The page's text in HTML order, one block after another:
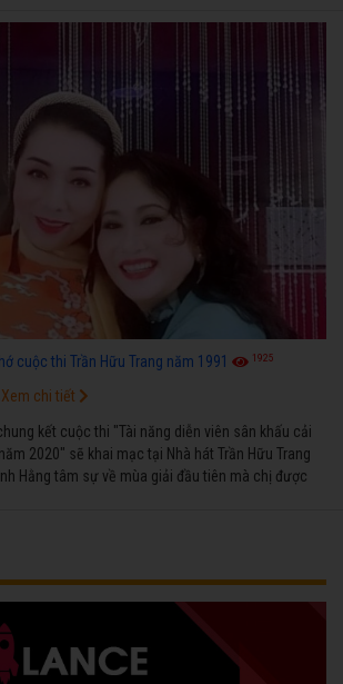
cuộc thi Trần Hữu Trang năm 1991 1925
kết cuộc thi "Tài năng diễn viên sân khấu cải
2020" sẽ khai mạc tại Nhà hát Trần Hữu Trang
Hằng tâm sự về mùa giải đầu tiên mà chị được
Xem chi tiết